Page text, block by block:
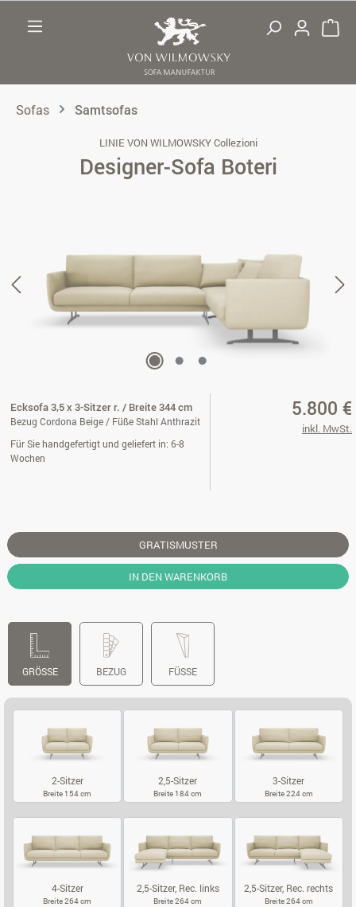
Sofas Samtsofas
LINIE VON WILMOWSKY Collezioni
Designer-Sofa Boteri
Ecksofa 3,5 x 3-Sitzer r. / Breite 344 cm
Bezug Cordona Beige / Füße Stahl Anthrazit
Für Sie handgefertigt und geliefert in: 6-8
Wochen
5.800 €
inkl. MwSt.
GRATISMUSTER
IN DEN WARENKORB
GRÖSSE BEZUG FÜSSE
2-Sitzer
Breite 154 cm
2,5-Sitzer
Breite 184 cm
3-Sitzer
Breite 224 cm
4-Sitzer
Breite 264 cm
2,5-Sitzer, Rec. links
Breite 264 cm
2,5-Sitzer, Rec. rechts
Breite 264 cm